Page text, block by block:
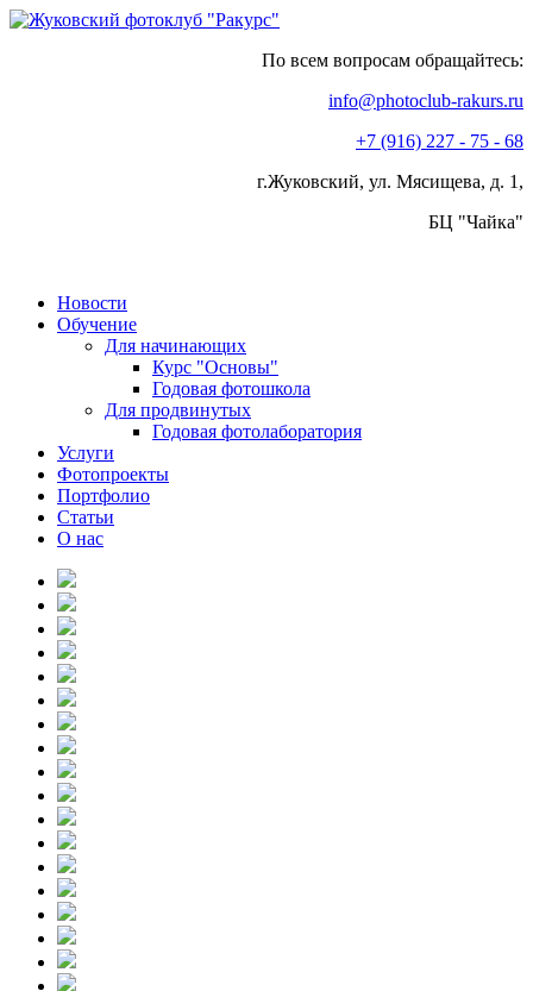
По всем вопросам обращайтесь:
info@photoclub-rakurs.ru
+7 (916) 227 - 75 - 68
г.Жуковский, ул. Мясищева, д. 1,
БЦ "Чайка"
Новости
Обучение
Для начинающих
Курс "Основы"
Годовая фотошкола
Для продвинутых
Годовая фотолаборатория
Услуги
Фотопроекты
Портфолио
Статьи
О нас